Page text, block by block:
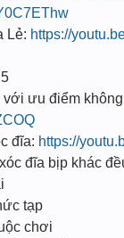
Lẻ: https://
ưu điểm
đĩa: https://
đĩa bịp khác
tạp
chơi